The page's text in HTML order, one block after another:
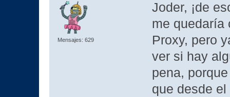
Mensajes: 629
Joder, ¡de
me quedaría
Proxy, pero
ver si hay
pena,
que desde